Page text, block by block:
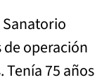
de operación
75 años